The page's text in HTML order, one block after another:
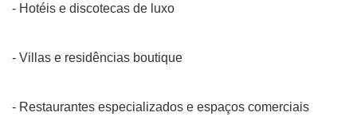
- Hotéis e discotecas de luxo
- Villas e residências boutique
- Restaurantes especializados e espaços comerciais